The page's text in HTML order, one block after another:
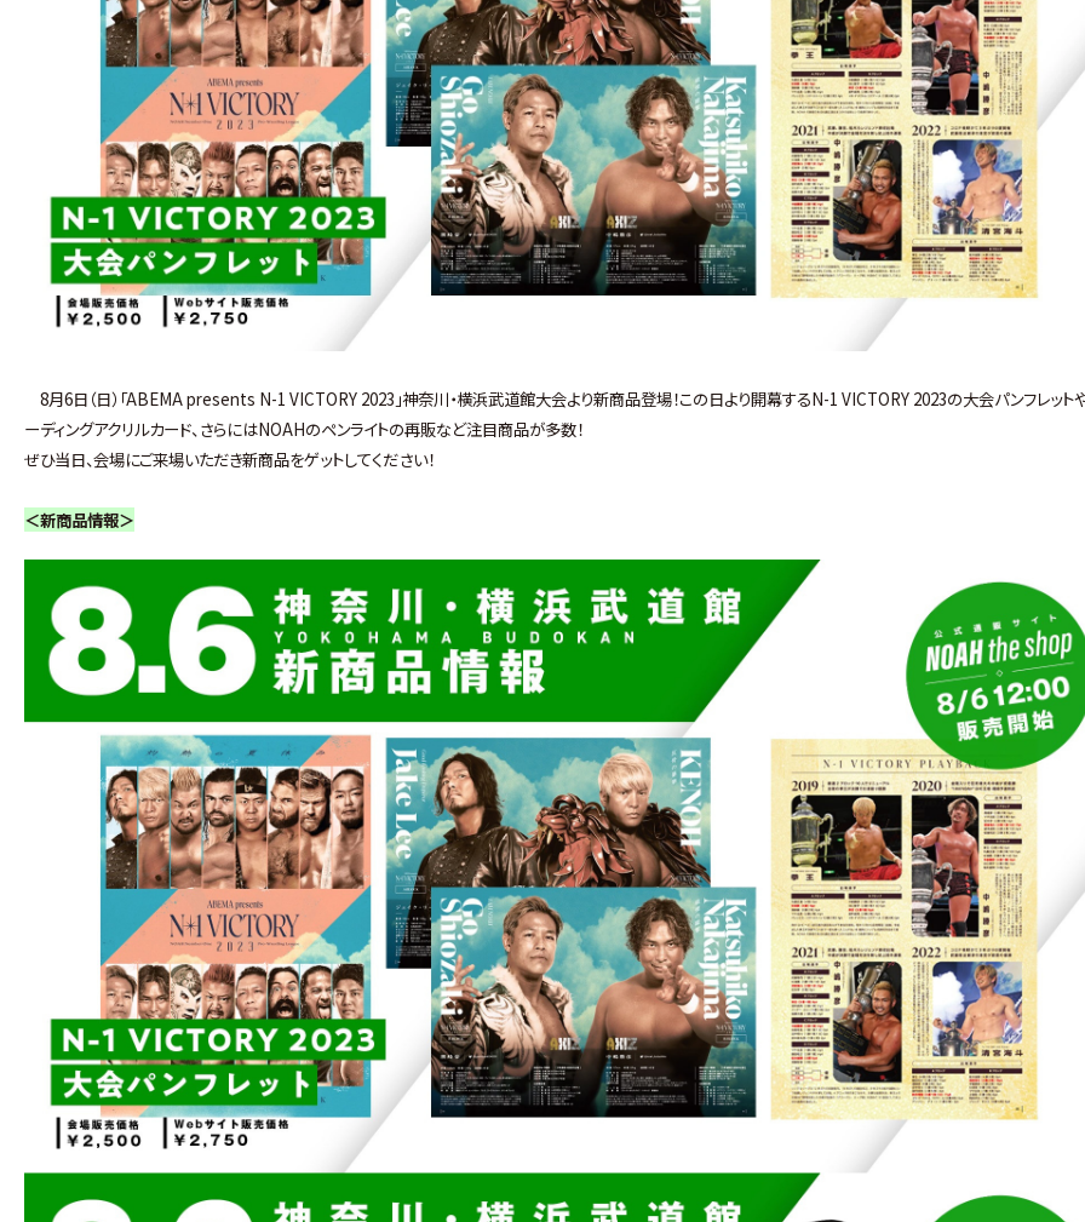
8月6日（日）「ABEMA presents N-1 VICTORY 2023」神奈川・横浜武道館大会より新商品登場！この日より開幕するN-1 VICTORY 2023の大会パンフレット
ーディングアクリルカード、さらにはNOAHのペンライトの再販など注目商品が多数！
ぜひ当日、会場にご来場いただき新商品をゲットしてください！
＜新商品情報＞